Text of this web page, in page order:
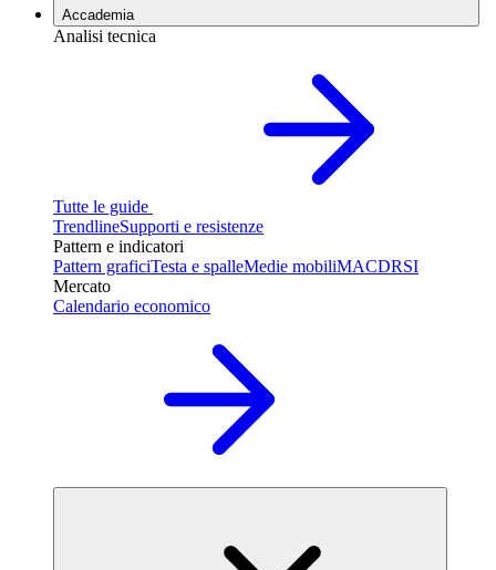
Accademia
Analisi tecnica
Tutte le guide
TrendlineSupporti e resistenze
Pattern e indicatori
Pattern graficiTesta e spalleMedie mobiliMACDRSI
Mercato
Calendario economico